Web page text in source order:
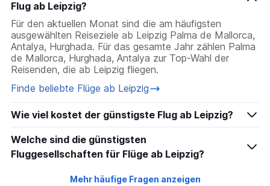
Flug ab Leipzig?
Für den aktuellen Monat sind die am häufigsten
ausgewählten Reiseziele ab Leipzig Palma de Mallorca,
Antalya, Hurghada. Für das gesamte Jahr zählen Palma
de Mallorca, Hurghada, Antalya zur Top-Wahl der
Reisenden, die ab Leipzig fliegen.
Finde beliebte Flüge ab Leipzig
Wie viel kostet der günstigste Flug ab Leipzig?
Welche sind die günstigsten
Fluggesellschaften für Flüge ab Leipzig?
Mehr häufige Fragen anzeigen